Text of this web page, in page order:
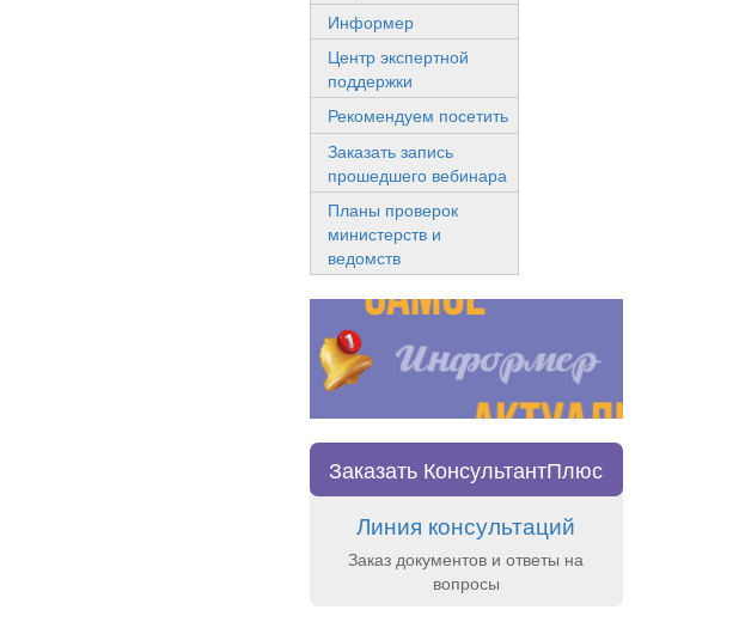
Информер
Центр экспертной
поддержки
Рекомендуем посетить
Заказать запись
прошедшего вебинара
Планы проверок
министерств и
ведомств
Заказать КонсультантПлюс
Линия консультаций
Заказ документов и ответы на
вопросы